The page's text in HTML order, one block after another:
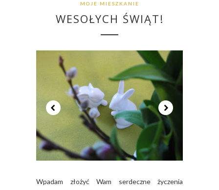
MOJE MIESZKANIE
WESOŁYCH ŚWIĄT!
Wpadam złożyć Wam serdeczne życzenia